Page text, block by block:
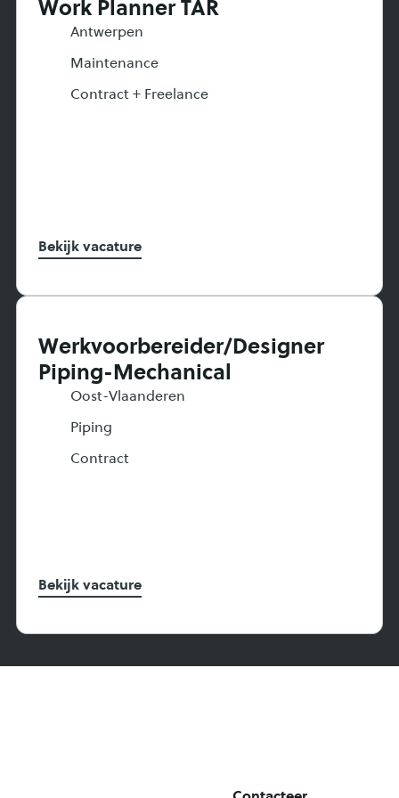
Work Planner TAR
Antwerpen
Maintenance
Contract + Freelance
Bekijk vacature
Werkvoorbereider/Designer
Piping-Mechanical
Oost-Vlaanderen
Piping
Contract
Bekijk vacature